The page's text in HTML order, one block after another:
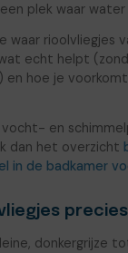
plek waar
waar rioolvliegjes
echt helpt
en hoe je
vocht- en
dan het overzicht
in de badkamer
donkergrijze